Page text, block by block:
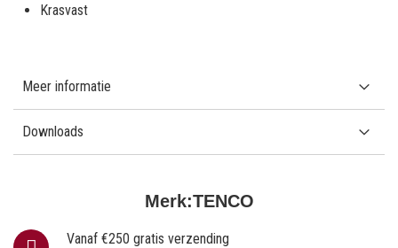
Merk:TENCO
Vanaf €250 gratis verzending
Krasvast
Meer informatie
Downloads